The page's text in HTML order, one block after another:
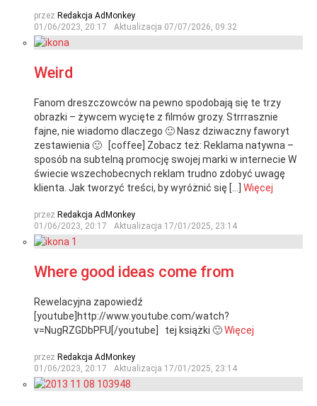
przez Redakcja AdMonkey
01/06/2023, 20:17
Aktualizacja 07/07/2026, 09:32
Weird
Fanom dreszczowców na pewno spodobają się te trzy
obrazki – żywcem wycięte z filmów grozy. Strrrasznie
fajne, nie wiadomo dlaczego 🙂 Nasz dziwaczny faworyt
zestawienia 🙂 [coffee] Zobacz też: Reklama natywna –
sposób na subtelną promocję swojej marki w internecie W
świecie wszechobecnych reklam trudno zdobyć uwagę
klienta. Jak tworzyć treści, by wyróżnić się […] Więcej
przez Redakcja AdMonkey
01/06/2023, 20:17
Aktualizacja 17/01/2025, 23:14
Where good ideas come from
Rewelacyjna zapowiedź
[youtube]http://www.youtube.com/watch?
v=NugRZGDbPFU[/youtube] tej książki 🙂Więcej
przez Redakcja AdMonkey
01/06/2023, 20:17
Aktualizacja 17/01/2025, 23:14